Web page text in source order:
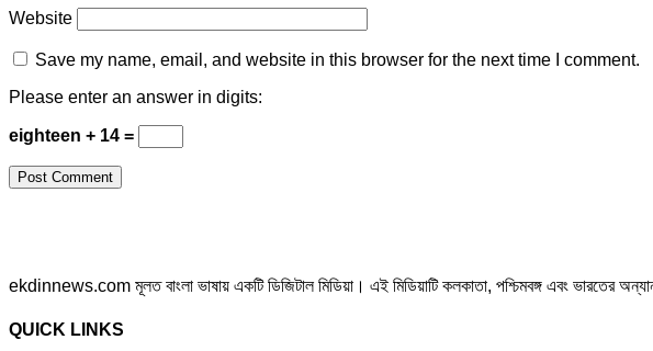
Website
Save my name, email, and website in this browser for the next time I comment.
Please enter an answer in digits:
eighteen + 14 =
ekdinnews.com মূলত বাংলা ভাষায় একটি ডিজিটাল মিডিয়া। এই মিডিয়াটি কলকাতা, পশ্চিমবঙ্গ এবং ভারতের
QUICK LINKS